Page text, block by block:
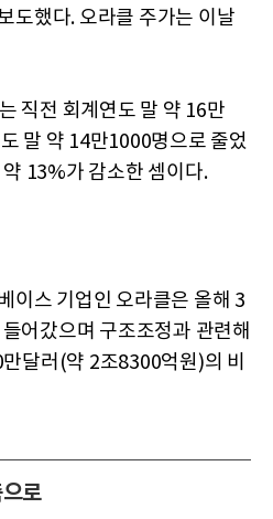
도했다. 오라클 주가는 이날
직전 회계연도 말 약 16만
말 약 14만1000명으로 줄었
13%가 감소한 셈이다.
이스 기업인 오라클은 올해 3
어갔으며 구조조정과 관련해
달러(약 2조8300억원)의 비
로